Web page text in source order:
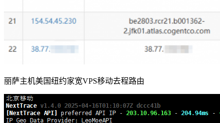
丽萨主机美国纽约家宽VPS移动去程路由